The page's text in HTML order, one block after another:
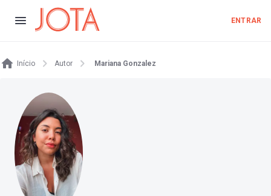
ENTRAR
Início Autor Mariana Gonzalez